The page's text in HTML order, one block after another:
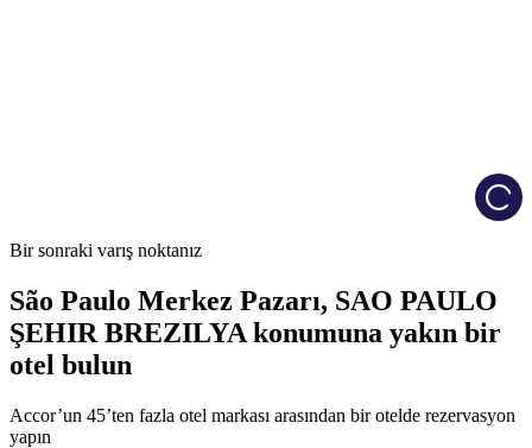
Bir sonraki varış noktanız
São Paulo Merkez Pazarı, SAO PAULO
ŞEHIR BREZILYA konumuna yakın bir
otel bulun
Accor’un 45’ten fazla otel markası arasından bir otelde rezervasyon
yapın